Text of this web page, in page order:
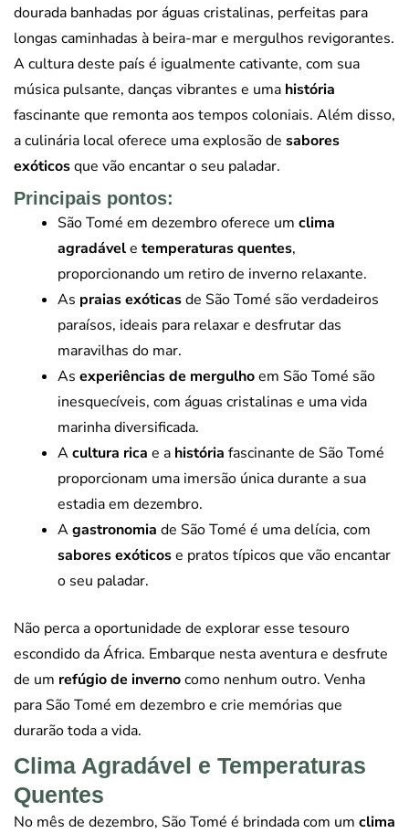
dourada banhadas por águas cristalinas, perfeitas para
longas caminhadas à beira-mar e mergulhos revigorantes.
A cultura deste país é igualmente cativante, com sua
música pulsante, danças vibrantes e uma história
fascinante que remonta aos tempos coloniais. Além disso,
a culinária local oferece uma explosão de sabores
exóticosque vão encantar o seu paladar.
Principais pontos:
São Tomé em dezembro oferece um clima
agradávele temperaturas quentes,
proporcionando um retiro de inverno relaxante.
As praias exóticasde São Tomé são verdadeiros
paraísos, ideais para relaxar e desfrutar das
maravilhas do mar.
As experiências de mergulhoem São Tomé são
inesquecíveis, com águas cristalinas e uma vida
marinha diversificada.
Acultura rica e a história fascinante de São Tomé
proporcionam uma imersão única durante a sua
estadia em dezembro.
Agastronomia de São Tomé é uma delícia, com
sabores exóticose pratos típicos que vão encantar
o seu paladar.
Não perca a oportunidade de explorar esse tesouro
escondido da África. Embarque nesta aventura e desfrute
de um refúgio de invernocomo nenhum outro. Venha
para São Tomé em dezembro e crie memórias que
durarão toda a vida.
Clima Agradável e Temperaturas
Quentes
No mês de dezembro, São Tomé é brindada com um clima